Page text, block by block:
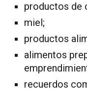
productos de
miel;
productos
alimentos
recuerdos